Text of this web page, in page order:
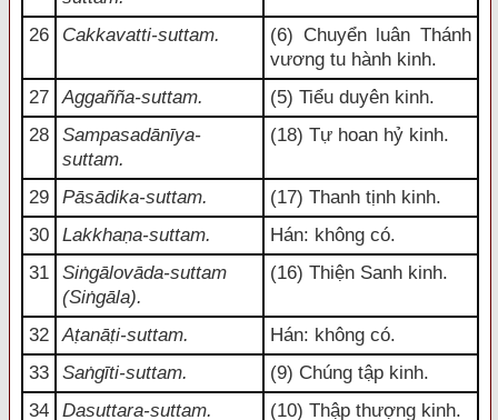
26 Cakkavatti-suttam.
(6) Chuyển luân Thánh
vương tu hành kinh.
27
Aggañña-suttam.
(5) Tiểu duyên kinh.
28
Sampasadānīya-
suttam.
(18) Tự hoan hỷ kinh.
29 Pāsādika-suttam.
(17) Thanh tịnh kinh.
30
Lakkhaṇa-suttam.
Hán: không có.
31
Siṅgālovāda-suttam
(Siṅgāla).
(16) Thiện Sanh kinh.
32 Aṭanāṭi-suttam.
Hán: không có.
33
Saṅgīti-suttam.
(9) Chúng tập kinh.
34
Dasuttara-suttam. (10) Thập thượng kinh.